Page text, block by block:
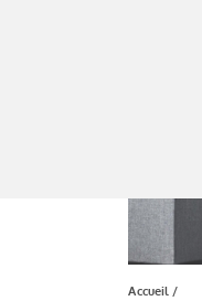
Accueil